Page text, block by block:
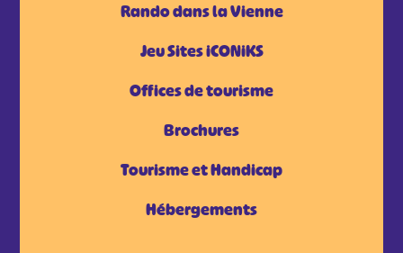
Rando dans la Vienne
Jeu Sites iCONiKS
Offices de tourisme
Brochures
Tourisme et Handicap
Hébergements